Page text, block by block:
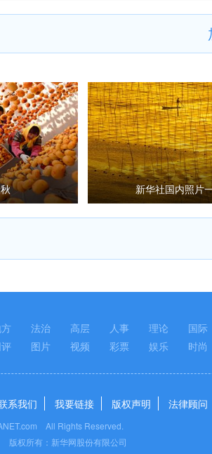
新华社国内照片
法治 高层 人事 理论 国际
图片 视频 彩票 娱乐 时尚
系我们 我要链接 版权声明 法律顾问
All Rights Reserved.
权所有：新华网股份有限公司